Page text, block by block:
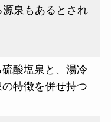
泉もあるとされ
酸塩泉と、湯冷
特徴を併せ持つ